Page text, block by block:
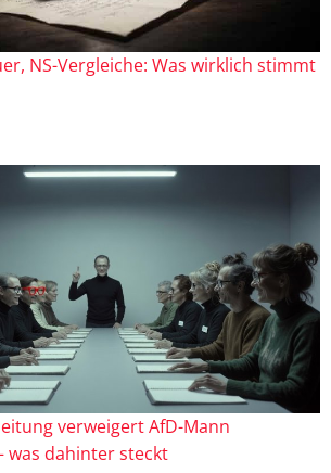
NS-Vergleiche: Was wirklich stimmt
verweigert AfD-Mann
was dahinter steckt